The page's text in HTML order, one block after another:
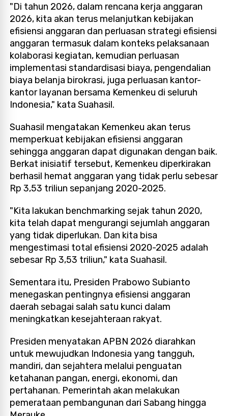
"Di tahun 2026, dalam rencana kerja anggaran
2026, kita akan terus melanjutkan kebijakan
efisiensi anggaran dan perluasan strategi efisiensi
anggaran termasuk dalam konteks pelaksanaan
kolaborasi kegiatan, kemudian perluasan
implementasi standardisasi biaya, pengendalian
biaya belanja birokrasi, juga perluasan kantor-
kantor layanan bersama Kemenkeu di seluruh
Indonesia," kata Suahasil.
Suahasil mengatakan Kemenkeu akan terus
memperkuat kebijakan efisiensi anggaran
sehingga anggaran dapat digunakan dengan baik.
Berkat inisiatif tersebut, Kemenkeu diperkirakan
berhasil hemat anggaran yang tidak perlu sebesar
Rp 3,53 triliun sepanjang 2020-2025.
"Kita lakukan benchmarking sejak tahun 2020,
kita telah dapat mengurangi sejumlah anggaran
yang tidak diperlukan. Dan kita bisa
mengestimasi total efisiensi 2020-2025 adalah
sebesar Rp 3,53 triliun," kata Suahasil.
Sementara itu, Presiden Prabowo Subianto
menegaskan pentingnya efisiensi anggaran
daerah sebagai salah satu kunci dalam
meningkatkan kesejahteraan rakyat.
Presiden menyatakan APBN 2026 diarahkan
untuk mewujudkan Indonesia yang tangguh,
mandiri, dan sejahtera melalui penguatan
ketahanan pangan, energi, ekonomi, dan
pertahanan. Pemerintah akan melakukan
pemerataan pembangunan dari Sabang hingga